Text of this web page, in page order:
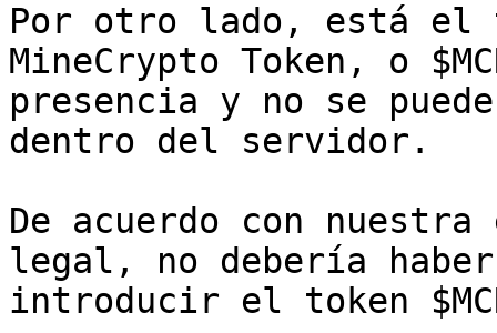
Por otro lado, está el
MineCrypto Token, o
presencia y no se
dentro del servidor.
De acuerdo con
legal, no debería
introducir el token